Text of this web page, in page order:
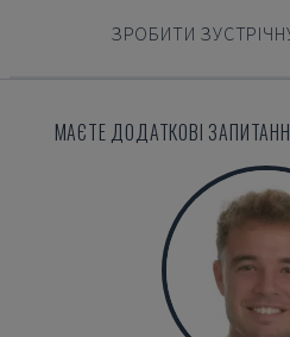
ЗРОБИТИ
МАЄТЕ ДОДАТКОВІ